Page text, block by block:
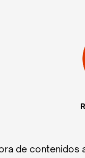
de contenidos